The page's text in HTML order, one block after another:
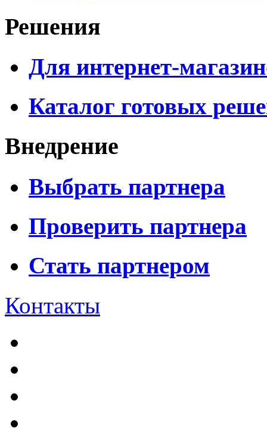
Решения
Для интернет-
Каталог готовых
Внедрение
Выбрать партнера
Проверить партнера
Стать партнером
Контакты